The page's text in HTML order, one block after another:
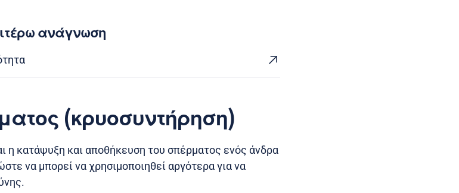
ανάγνωση
(κρυοσυντήρηση)
η κατάψυξη και αποθήκευση του σπέρματος ενός άνδρα
να μπορεί να χρησιμοποιηθεί αργότερα για να